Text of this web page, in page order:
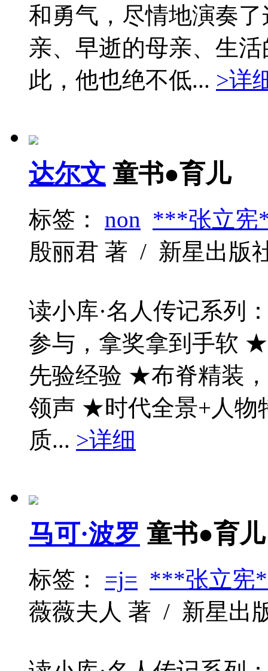
和勇气，尽情地演奏
亲、早逝的母亲、生
此，他也绝不低... >详
达尔文 童书●育儿
标签： non ***张立
殷丽君 著 / 新星出版
读小库·名人传记系
参与，拿奖拿到手软
先验经验 ★布脊精装
领声 ★时代全景+人物
质... >详细
马可·波罗 童书●育儿
标签： =j= ***张立宪
薇薇夫人 著 / 新星出